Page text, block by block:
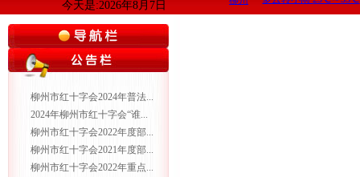
今天是:2026年8月7日
柳州市红十字会2024年普法...
2024年柳州市红十字会“谁...
柳州市红十字会2022年度部...
柳州市红十字会2021年度部...
柳州市红十字会2022年重点...